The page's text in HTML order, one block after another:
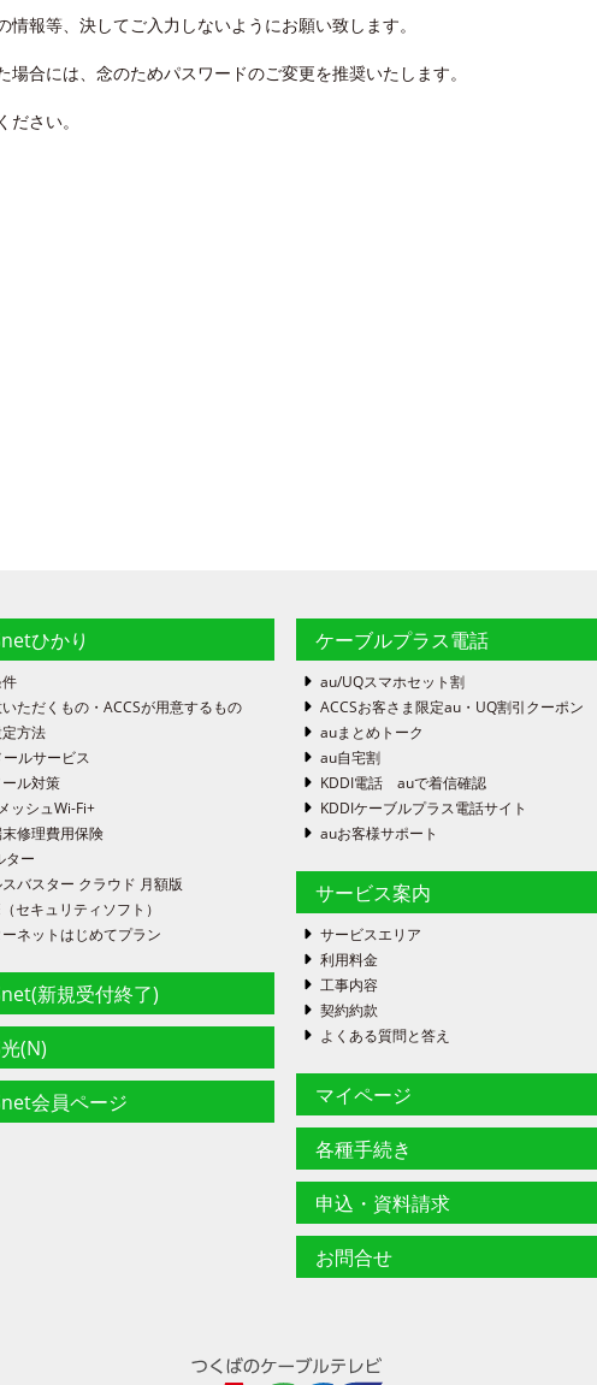
報等、決してご入力しないようにお願い致します。
合には、念のためパスワードのご変更を推奨いたします。
さい。
ひかり
ただくもの・ACCSが用意するもの
方法
ルサービス
ル対策
ッシュWi-Fi+
修理費用保険
ター
バスター クラウド 月額版
（セキュリティソフト）
ネットはじめてプラン
新規受付終了)
(N)
会員ページ
ケーブルプラス電話
au/UQスマホセット割
ACCSお客さま限定au・UQ割引クーポン
auまとめトーク
au自宅割
KDDI電話 auで着信確認
KDDIケーブルプラス電話サイト
auお客様サポート
サービス案内
サービスエリア
利用料金
工事内容
契約約款
よくある質問と答え
マイページ
各種手続き
申込・資料請求
お問合せ